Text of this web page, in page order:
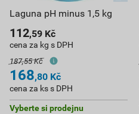
Laguna pH minus 1,5 kg
112,59 Kč
cena za kg s DPH
187,55 Kč
168,80 Kč
cena za ks s DPH
Vyberte si prodejnu